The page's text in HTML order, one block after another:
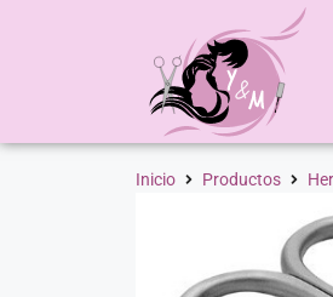
Inicio Productos